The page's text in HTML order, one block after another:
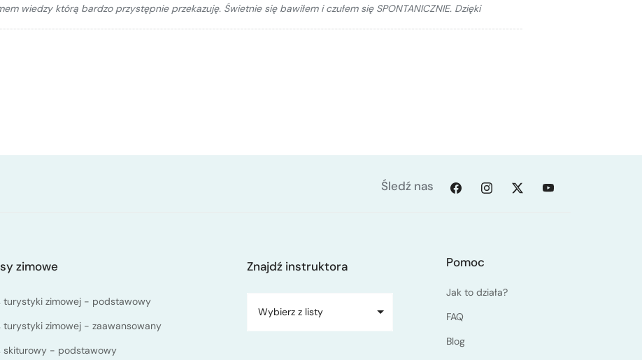
wiedzy którą bardzo przystępnie przekazuję. Świetnie się bawiłem i czułem się SPONTANICZNIE. Dzięki
Śledź nas
zimowe
turystyki zimowej - podstawowy
turystyki zimowej - zaawansowany
skiturowy - podstawowy
Znajdź instruktora
Wybierz z listy
Pomoc
Jak to działa?
FAQ
Blog